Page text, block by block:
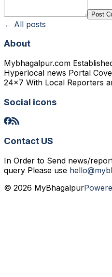
Post
← All posts
About
Mybhagalpur.com
Hyperlocal news Portal
24x7 With Local Reporters
Social icons
Contact US
In Order to Send news/
query Please use
© 2026 MyBhagalpur